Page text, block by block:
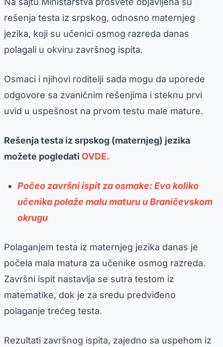
rešenja testa iz srpskog, odnosno maternjeg
jezika, koji su učenici osmog razreda danas
polagali u okviru završnog ispita.
Osmaci i njihovi roditelji sada mogu da uporede
odgovore sa zvaničnim rešenjima i steknu prvi
uvid u uspešnost na prvom testu male mature.
Rešenja testa iz srpskog (maternjeg) jezika
možete pogledati OVDE.
Počeo završni ispit za osmake: Evo koliko
učenika polaže malu maturu u Braničevskom
okrugu
Polaganjem testa iz maternjeg jezika danas je
počela mala matura za učenike osmog razreda.
Završni ispit nastavlja se sutra testom iz
matematike, dok je za sredu predviđeno
polaganje trećeg testa.
Rezultati završnog ispita, zajedno sa uspehom iz